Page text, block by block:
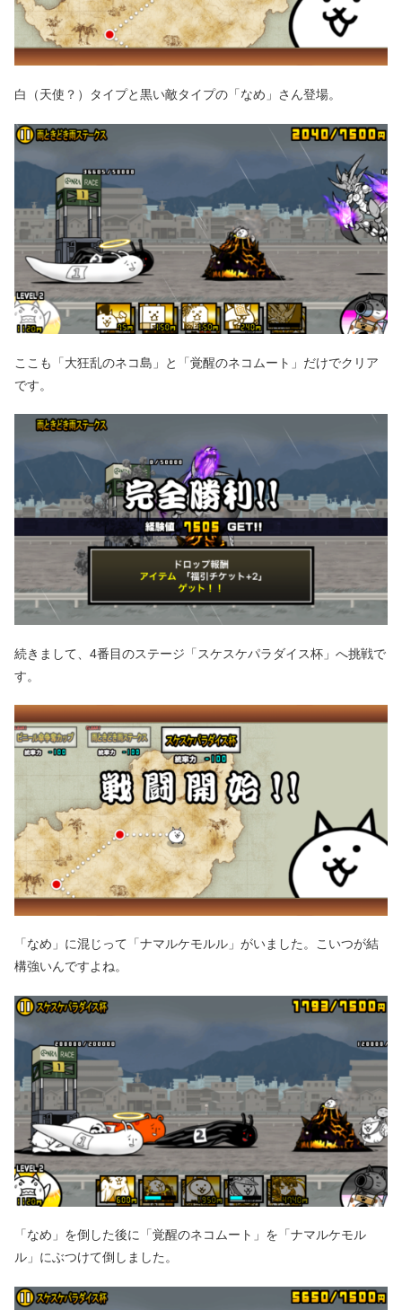
白（天使？）タイプと黒い敵タイプの「なめ」さん登場。
ここも「大狂乱のネコ島」と「覚醒のネコムート」だけでクリア
です。
続きまして、4番目のステージ「スケスケパラダイス杯」へ挑戦で
す。
「なめ」に混じって「ナマルケモルル」がいました。こいつが結
構強いんですよね。
「なめ」を倒した後に「覚醒のネコムート」を「ナマルケモル
ル」にぶつけて倒しました。